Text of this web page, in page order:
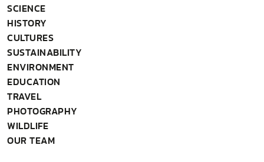
SCIENCE
HISTORY
CULTURES
SUSTAINABILITY
ENVIRONMENT
EDUCATION
TRAVEL
PHOTOGRAPHY
WILDLIFE
OUR TEAM